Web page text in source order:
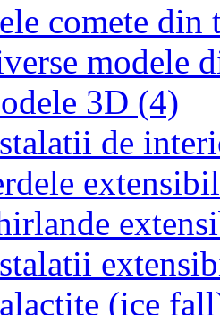
comete din
modele
3D (4)
de
(ice